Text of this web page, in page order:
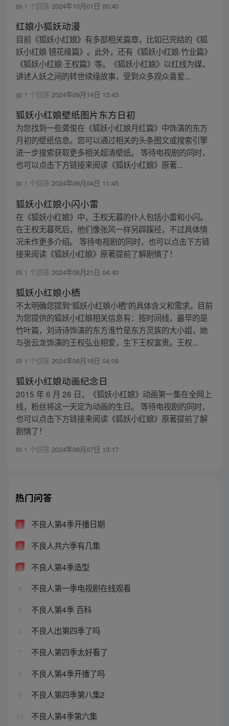
1 个回答 2024年10月01日 00:40
红娘小狐妖动漫
目前《狐妖小红娘》有多部相关篇章，比如已完结的《狐
妖小红娘 镜花缘篇》。此外，还有《狐妖小红娘·竹业篇》
《狐妖小红娘·王权篇》等。《狐妖小红娘》以红线为媒，
讲述人妖之间的转世续缘故事，受到众多观众喜爱...
1 个回答 2024年09月14日 13:43
狐妖小红娘壁纸图片东方日初
为您找到一些龚俊在《狐妖小红娘月红篇》中饰演的东方
月初的壁纸信息。您可以通过相关的头条图文或搜索引擎
进一步搜索获取更多相关超清壁纸。 等待电视剧的同时，
也可以点击下方链接来阅读《狐妖小红娘》原著...
1 个回答 2024年09月04日 11:45
狐妖小红娘小闪小雷
在《狐妖小红娘》中，王权无暮的仆人包括小雷和小闪。
在王权无暮死后，他们像张风一样另辟蹊径，不过具体情
况未作更多介绍。 等待电视剧的同时，也可以点击下方链
接来阅读《狐妖小红娘》原著提前了解剧情了！
1 个回答 2024年08月21日 04:40
狐妖小红娘小栖
不太明确您提到“狐妖小红娘小栖”的具体含义和需求。目前
为您提供的狐妖小红娘相关信息有：按时间线，最早的是
竹叶篇，刘诗诗饰演的东方淮竹是东方灵族的大小姐，她
与张云龙饰演的王权弘业相爱，生下王权富贵。王权...
1 个回答 2024年08月18日 04:09
狐妖小红娘动画纪念日
2015 年 6 月 26 日，《狐妖小红娘》动画第一集在全网上
线，粉丝将这一天定为动画的生日。 等待电视剧的同时，
也可以点击下方链接来阅读《狐妖小红娘》原著提前了解
剧情了！
1 个回答 2024年08月07日 13:17
热门问答
1 不良人第4季开播日期
2 不良人共六季有几集
3 不良人第4季造型
4 不良人第一季电视剧在线观看
5 不良人第4季 百科
6 不良人出第四季了吗
7 不良人第四季太好看了
8 不良人第4季开播了吗
9 不良人第四季第八集2
10 不良人第4季第六集